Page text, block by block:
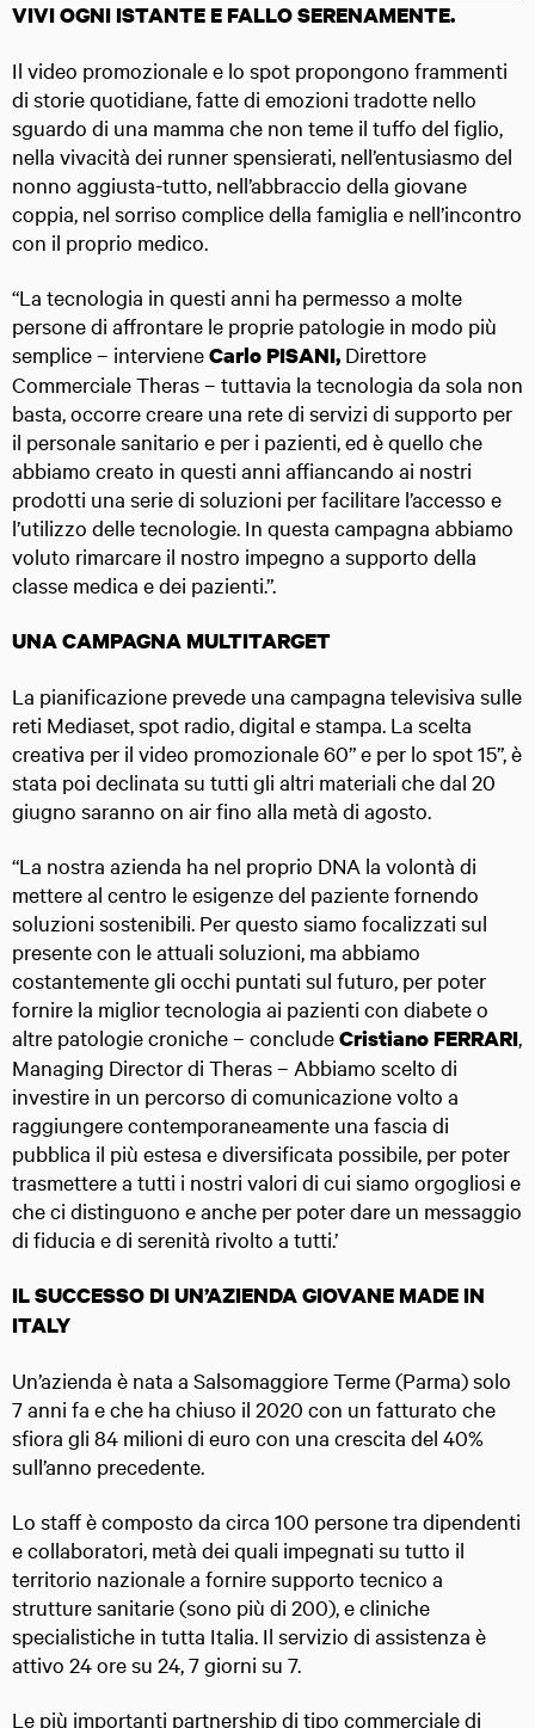
VIVI OGNI ISTANTE E FALLO SERENAMENTE.
Il video promozionale e lo spot propongono frammenti
di storie quotidiane, fatte di emozioni tradotte nello
sguardo di una mamma che non teme il tuffo del figlio,
nella vivacità dei runner spensierati, nell’entusiasmo del
nonno aggiusta-tutto, nell’abbraccio della giovane
coppia, nel sorriso complice della famiglia e nell’incontro
con il proprio medico.
“La tecnologia in questi anni ha permesso a molte
persone di affrontare le proprie patologie in modo più
semplice – intervieneCarlo PISANI, Direttore
Commerciale Theras – tuttavia la tecnologia da sola non
basta, occorre creare una rete di servizi di supporto per
il personale sanitario e per i pazienti, ed è quello che
abbiamo creato in questi anni affiancando ai nostri
prodotti una serie di soluzioni per facilitare l’accesso e
l’utilizzo delle tecnologie. In questa campagna abbiamo
voluto rimarcare il nostro impegno a supporto della
classe medica e dei pazienti.”.
UNA CAMPAGNA MULTITARGET
La pianificazione prevede una campagna televisiva sulle
reti Mediaset, spot radio, digital e stampa. La scelta
creativa per il video promozionale 60” e per lo spot 15”, è
stata poi declinata su tutti gli altri materiali che dal 20
giugno saranno on air fino alla metà di agosto.
“La nostra azienda ha nel proprio DNA la volontà di
mettere al centro le esigenze del paziente fornendo
soluzioni sostenibili. Per questo siamo focalizzati sul
presente con le attuali soluzioni, ma abbiamo
costantemente gli occhi puntati sul futuro, per poter
fornire la miglior tecnologia ai pazienti con diabete o
altre patologie croniche – concludeCristiano FERRARI,
Managing Director di Theras – Abbiamo scelto di
investire in un percorso di comunicazione volto a
raggiungere contemporaneamente una fascia di
pubblica il più estesa e diversificata possibile, per poter
trasmettere a tutti i nostri valori di cui siamo orgogliosi e
che ci distinguono e anche per poter dare un messaggio
di fiducia e di serenità rivolto a tutti.’
IL SUCCESSO DI UN’AZIENDA GIOVANE MADE IN
ITALY
Un’azienda è nata a Salsomaggiore Terme (Parma) solo
7 anni fa e che ha chiuso il 2020 con un fatturato che
sfiora gli 84 milioni di euro con una crescita del 40%
sull’anno precedente.
Lo staff è composto da circa 100 persone tra dipendenti
e collaboratori, metà dei quali impegnati su tutto il
territorio nazionale a fornire supporto tecnico a
strutture sanitarie (sono più di 200), e cliniche
specialistiche in tutta Italia. Il servizio di assistenza è
attivo 24 ore su 24, 7 giorni su 7.
Le più importanti partnership di tipo commerciale di